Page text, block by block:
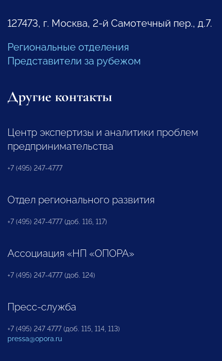
127473, г. Москва, 2-й Самотечный пер., д.7.
Региональные отделения
Представители за рубежом
Другие контакты
Центр экспертизы и аналитики проблем
предпринимательства
+7 (495) 247-4777
Отдел регионального развития
+7 (495) 247-4777 (доб. 116, 117)
Ассоциация «НП «ОПОРА»
+7 (495) 247-4777 (доб. 124)
Пресс-служба
+7 (495) 247 4777 (доб. 115, 114, 113)
pressa@opora.ru